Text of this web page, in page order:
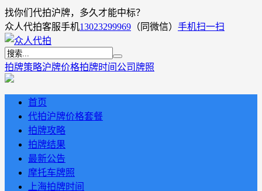
找你们代拍沪牌，多久才能中标？
众人代拍客服手机13023299969 （同微信） 手机扫一扫
拍牌策略沪牌价格拍牌时间 公司牌照
首页
代拍沪牌价格套餐
拍牌攻略
拍牌结果
最新公告
摩托车牌照
上海拍牌时间